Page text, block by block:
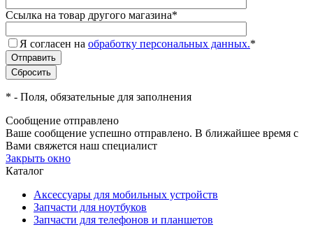
Ссылка на товар другого магазина*
Я согласен на обработку персональных данных.*
* - Поля, обязательные для заполнения
Сообщение отправлено
Ваше сообщение успешно отправлено. В ближайшее время с
Вами свяжется наш специалист
Закрыть окно
Каталог
Аксессуары для мобильных устройств
Запчасти для ноутбуков
Запчасти для телефонов и планшетов